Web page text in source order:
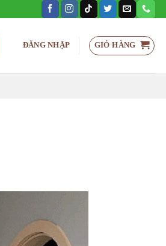
ĐĂNG NHẬP GIỎ HÀNG